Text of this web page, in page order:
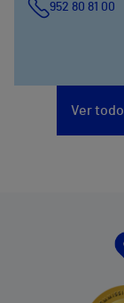
952 80 81 00
Ver